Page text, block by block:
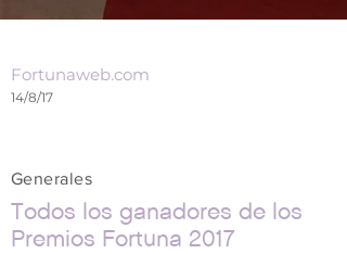
Fortunaweb.com
14/8/17
Generales
Todos los ganadores de los
Premios Fortuna 2017